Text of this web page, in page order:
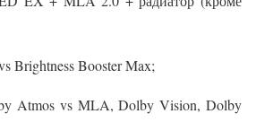
Brightness Booster Max;
Atmos vs MLA, Dolby Vision, Dolby